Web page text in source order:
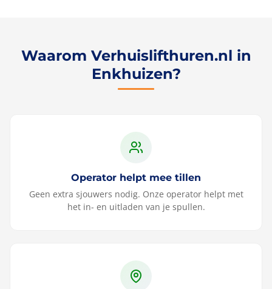
Waarom Verhuislifthuren.nl in
Enkhuizen?
Operator helpt mee tillen
Geen extra sjouwers nodig. Onze operator helpt met
het in- en uitladen van je spullen.